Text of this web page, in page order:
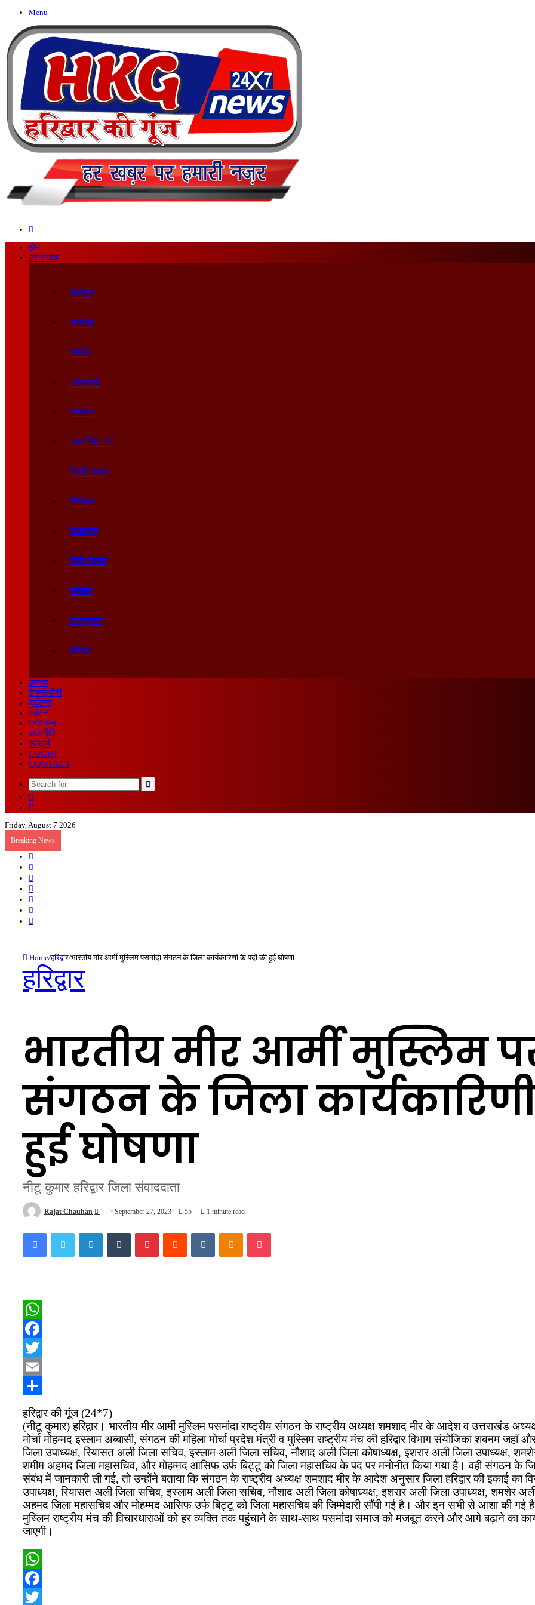
Menu
होम
उत्तराखंड
देहरादून
अल्मोड़ा
चमोली
उत्तरकाशी
चम्पावत
उधम सिंह नगर
टिहरी गढ़वाल
नैनीताल
पिथौरागढ़
पौड़ी गढ़वाल
बागेश्वर
रुद्रप्रयाग
हरिद्वार
आस्था
टेक्नोलॉजी
दुर्घटना
पर्यटन
प्रशासन
राजनीति
स्पोर्ट्स
LOGIN
CONTACT
Search
Article
Friday, August 7 2026
Breaking News
Home/हरिद्वार/भारतीय मीर आर्मी मुस्लिम पसमांदा संगठन के जिला कार्यकारिणी के पदों की हुई घोषणा
हरिद्वार
भारतीय मीर आर्मी मुस्लिम
संगठन के जिला
हुई घोषणा
नीटू कुमार हरिद्वार जिला संवाददाता
Rajat Chauhan
Send September 27, 2023 55 1 minute read
FacebookTwitter LinkedInTumblr PinterestReddit VKontakteOdnoklassniki
Pocket
WhatsApp
Facebook
Twitter
Email
Share
हरिद्वार की गूंज (24*7)
(नीटू कुमार) हरिद्वार। भारतीय मीर आर्मी मुस्लिम पसमांदा राष्ट्रीय संगठन के राष्ट्रीय अध्यक्ष शमशाद मीर के आदेश व उत्तराखंड
मोर्चा मोहम्मद इस्लाम अब्बासी, संगठन की महिला मोर्चा प्रदेश मंत्री व मुस्लिम राष्ट्रीय मंच की हरिद्वार विभाग संयोजिका शबनम जहाॅ और
जिला उपाध्यक्ष, रियासत अली जिला सचिव, इस्लाम अली जिला सचिव, नौशाद अली जिला कोषाध्यक्ष, इशरार अली जिला उपाध्यक्ष,
शमीम अहमद जिला महासचिव, और मोहम्मद आसिफ उर्फ बिट्टू को जिला महासचिव के पद पर मनोनीत किया गया है। वही संगठन के
संबंध में जानकारी ली गई, तो उन्होंने बताया कि संगठन के राष्ट्रीय अध्यक्ष शमशाद मीर के आदेश अनुसार जिला हरिद्वार की इकाई का
उपाध्यक्ष, रियासत अली जिला सचिव, इस्लाम अली जिला सचिव, नौशाद अली जिला कोषाध्यक्ष, इशरार अली जिला उपाध्यक्ष, शमशेर
अहमद जिला महासचिव और मोहम्मद आसिफ उर्फ बिट्टू को जिला महासचिव की जिम्मेदारी सौंपी गई है। और इन सभी से आशा की गई
मुस्लिम राष्ट्रीय मंच की विचारधाराओं को हर व्यक्ति तक पहुंचाने के साथ-साथ पसमांदा समाज को मजबूत करने और आगे बढ़ाने का
जाएगी।
WhatsApp
Facebook